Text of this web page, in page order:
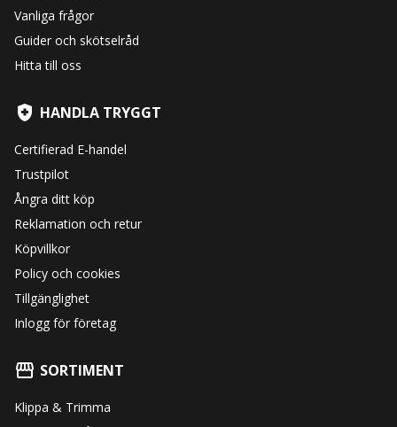
Vanliga frågor
Guider och skötselråd
Hitta till oss
HANDLA TRYGGT
Certifierad E-handel
Trustpilot
Ångra ditt köp
Reklamation och retur
Köpvillkor
Policy och cookies
Tillgänglighet
Inlogg för företag
SORTIMENT
Klippa & Trimma